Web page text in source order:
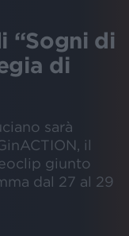
“Sogni di
di
sarà
il
giunto
dal 27 al 29